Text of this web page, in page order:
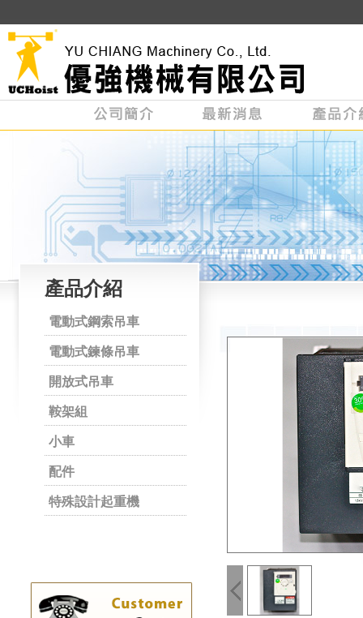
產品介紹
電動式鋼索吊車
電動式鍊條吊車
開放式吊車
鞍架組
小車
配件
特殊設計起重機